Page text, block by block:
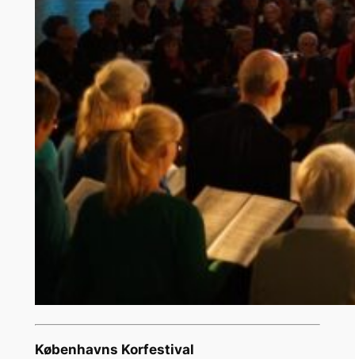
Københavns Korfestival